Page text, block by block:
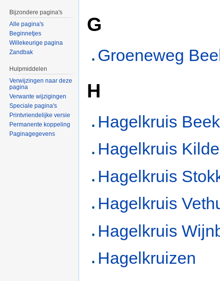
G
Groeneweg
H
Hagelkruis Beek
Hagelkruis
Hagelkruis
Hagelkruis
Hagelkruis
Hagelkruizen
Bijzondere pagina's
Alle pagina's
Beginnetjes
Willekeurige pagina
Zandbak
Hulpmiddelen
Verwijzingen naar deze
pagina
Verwante wijzigingen
Speciale pagina's
Printvriendelijke versie
Permanente koppeling
Paginagegevens